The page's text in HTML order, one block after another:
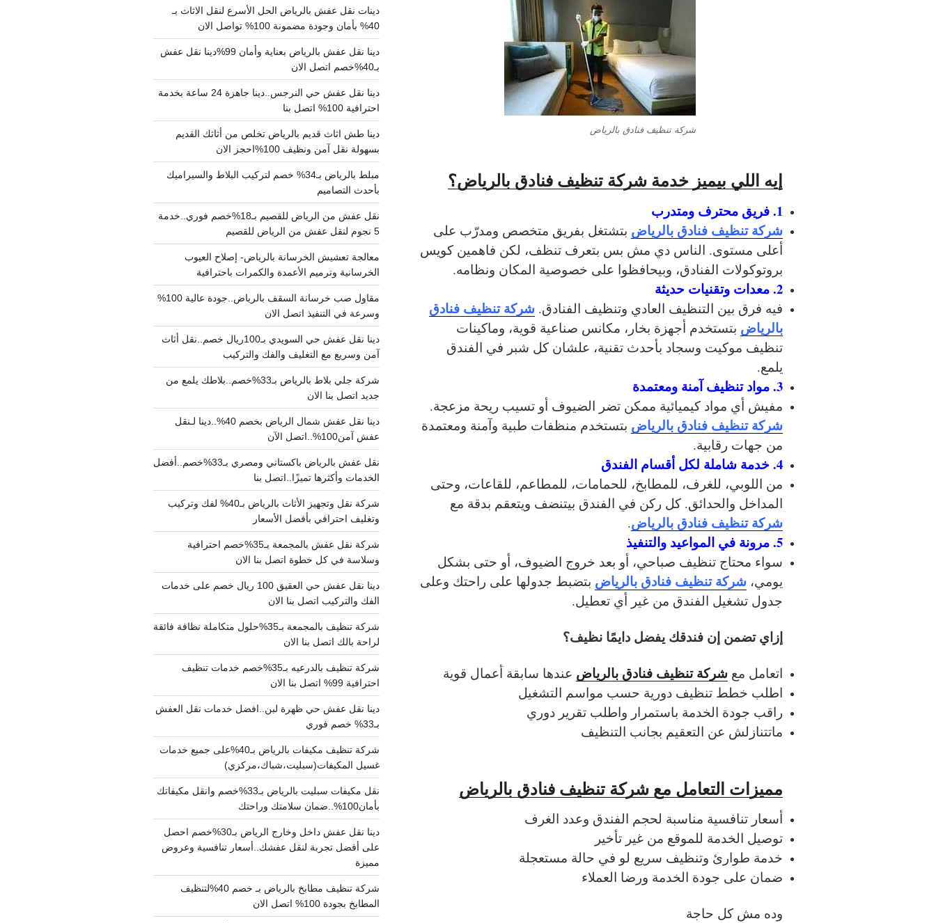
شركة تنظيف فنادق بالرياض
إيه اللي بيميز خدمة شركة تنظيف فنادق بالرياض؟
1. فريق محترف ومتدرب
شركة تنظيف فنادق بالرياض بتشتغل بفريق متخصص ومدرّب على
أعلى مستوى. الناس دي مش بس بتعرف تنظف، لكن فاهمين كويس
بروتوكولات الفنادق، وبيحافظوا على خصوصية المكان ونظامه.
2. معدات وتقنيات حديثة
فيه فرق بين التنظيف العادي وتنظيف الفنادق. شركة تنظيف فنادق
بالرياض بتستخدم أجهزة بخار، مكانس صناعية قوية، وماكينات
تنظيف موكيت وسجاد بأحدث تقنية، علشان كل شبر في الفندق
يلمع.
3. مواد تنظيف آمنة ومعتمدة
مفيش أي مواد كيميائية ممكن تضر الضيوف أو تسيب ريحة مزعجة.
شركة تنظيف فنادق بالرياض بتستخدم منظفات طبية وآمنة ومعتمدة
من جهات رقابية.
4. خدمة شاملة لكل أقسام الفندق
من اللوبي، للغرف، للمطابخ، للحمامات، للمطاعم، للقاعات، وحتى
المداخل والحدائق. كل ركن في الفندق بيتنضف ويتعقم بدقة مع
شركة تنظيف فنادق بالرياض.
5. مرونة في المواعيد والتنفيذ
سواء محتاج تنظيف صباحي، أو بعد خروج الضيوف، أو حتى بشكل
يومي، شركة تنظيف فنادق بالرياض بتضبط جدولها على راحتك وعلى
جدول تشغيل الفندق من غير أي تعطيل.
إزاي تضمن إن فندقك يفضل دايمًا نظيف؟
اتعامل مع شركة تنظيف فنادق بالرياض عندها سابقة أعمال قوية
اطلب خطط تنظيف دورية حسب مواسم التشغيل
راقب جودة الخدمة باستمرار واطلب تقرير دوري
ماتتنازلش عن التعقيم بجانب التنظيف
مميزات التعامل مع شركة تنظيف فنادق بالرياض
أسعار تنافسية مناسبة لحجم الفندق وعدد الغرف
توصيل الخدمة للموقع من غير تأخير
خدمة طوارئ وتنظيف سريع لو في حالة مستعجلة
ضمان على جودة الخدمة ورضا العملاء
وده مش كل حاجة
دينات نقل عفش بالرياض الحل الأسرع لنقل الاثاث بـ
40% بأمان وجودة مضمونة 100% تواصل الان
دينا نقل عفش بالرياض بعناية وأمان 99%دينا نقل عفش
بـ40%خصم اتصل الان
دينا نقل عفش حي النرجس..دينا جاهزة 24 ساعة بخدمة
احترافية 100% اتصل بنا
دينا طش اثاث قديم بالرياض تخلص من أثاثك القديم
بسهولة نقل آمن ونظيف 100%احجز الان
مبلط بالرياض بـ34% خصم لتركيب البلاط والسيراميك
بأحدث التصاميم
نقل عفش من الرياض للقصيم بـ18%خصم فوري..خدمة
5 نجوم لنقل عفش من الرياض للقصيم
معالجة تعشيش الخرسانة بالرياض- إصلاح العيوب
الخرسانية وترميم الأعمدة والكمرات باحترافية
مقاول صب خرسانة السقف بالرياض..جودة عالية 100%
وسرعة في التنفيذ اتصل الان
دينا نقل عفش حي السويدي بـ100ريال خصم..نقل أثاث
آمن وسريع مع التغليف والفك والتركيب
شركة جلي بلاط بالرياض بـ33%خصم..بلاطك يلمع من
جديد اتصل بنا الان
دينا نقل عفش شمال الرياض بخصم 40%..دينا لـنقل
عفش آمن100%..اتصل الآن
نقل عفش بالرياض باكستاني ومصري بـ33%خصم..أفضل
الخدمات وأكثرها تميزًا..اتصل بنا
شركة نقل وتجهيز الأثاث بالرياض بـ40% لفك وتركيب
وتغليف احترافي بأفضل الأسعار
شركة نقل عفش بالمجمعة بـ35%خصم احترافية
وسلاسة في كل خطوة اتصل بنا الان
دينا نقل عفش حي العقيق 100 ريال خصم على خدمات
الفك والتركيب اتصل بنا الان
شركة تنظيف بالمجمعة بـ35%حلول متكاملة نظافة فائقة
لراحة بالك اتصل بنا الان
شركة تنظيف بالدرعيه بـ35%خصم خدمات تنظيف
احترافية 99% اتصل بنا الان
دينا نقل عفش حي ظهرة لبن..افضل خدمات نقل العفش
بـ33% خصم فوري
شركة تنظيف مكيفات بالرياض بـ40%على جميع خدمات
غسيل المكيفات(سبليت،شباك،مركزي)
نقل مكيفات سبليت بالرياض بـ33%خصم وانقل مكيفاتك
بأمان100%..ضمان سلامتك وراحتك
دينا نقل عفش داخل وخارج الرياض بـ30%خصم احصل
على أفضل تجربة لنقل عفشك..أسعار تنافسية وعروض
مميزة
شركة تنظيف مطابخ بالرياض بـ خصم 40%لتنظيف
المطابخ بجودة 100% اتصل الان